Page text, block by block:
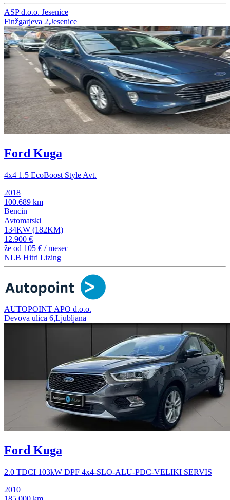
ASP d.o.o. Jesenice
Finžgarjeva 2,Jesenice
Ford Kuga
4x4 1.5 EcoBoost Style Avt.
2018
100.689 km
Bencin
Avtomatski
134KW (182KM)
12.900 €
že od 105 € / mesec
NLB Hitri Lizing
AUTOPOINT APO d.o.o.
Devova ulica 6,Ljubljana
Ford Kuga
2.0 TDCI 103kW DPF 4x4-SLO-ALU-PDC-VELIKI SERVIS
2010